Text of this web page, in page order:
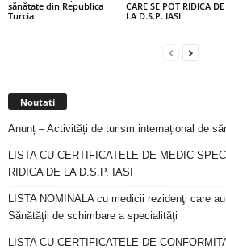
sănătate din Republica
Turcia
CARE SE POT RIDICA DE
LA D.S.P. IASI
Noutati
Anunț – Activități de turism internațional de
LISTA CU CERTIFICATELE DE MEDIC
RIDICA DE LA D.S.P. IASI
LISTA NOMINALA cu medicii rezidenţi care
Sănătăţii de schimbare a specialităţi
LISTA CU CERTIFICATELE DE